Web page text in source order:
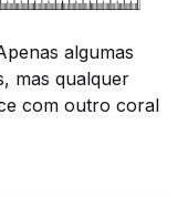
algumas
mas qualquer
com outro coral